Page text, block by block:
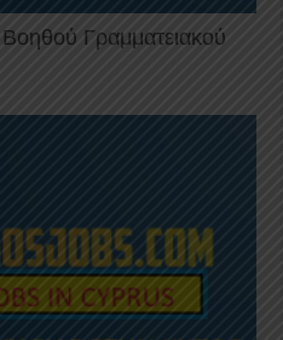
Γραμματειακού